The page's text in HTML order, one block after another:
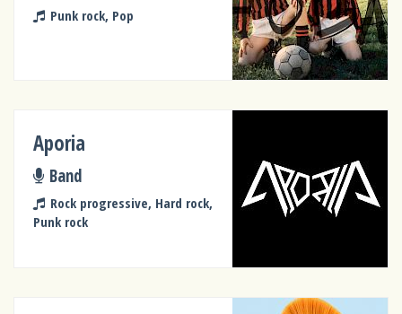
Punk rock, Pop
Aporia
Band
Rock progressive, Hard rock,
Punk rock